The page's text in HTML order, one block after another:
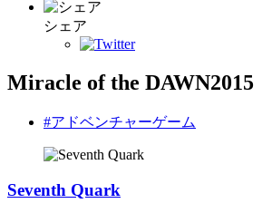
シェア
Miracle of the DAWN2015
#アドベンチャーゲーム
Seventh Quark